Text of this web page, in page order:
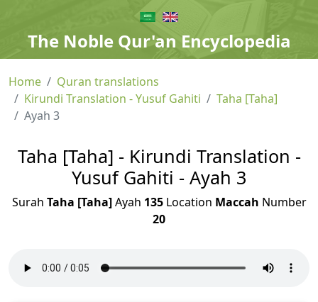
The Noble Qur'an Encyclopedia
Home
Quran translations
Kirundi Translation - Yusuf Gahiti
Taha [Taha]
Ayah 3
Taha [Taha] - Kirundi Translation -
Yusuf Gahiti - Ayah 3
Surah Taha [Taha]Ayah 135Location Maccah Number
20